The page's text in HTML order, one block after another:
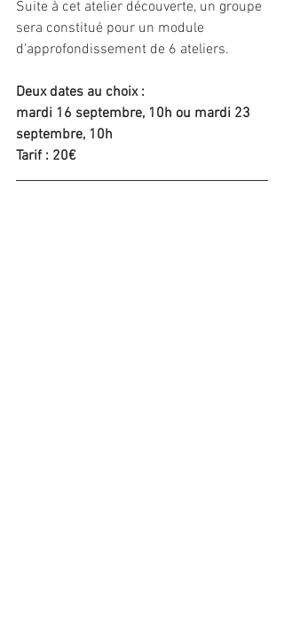
Suite à cet atelier découverte, un groupe
sera constitué pour un module
d’approfondissement de 6 ateliers.
Deux dates au choix :
mardi 16 septembre, 10h ou mardi 23
septembre, 10h
Tarif : 20€